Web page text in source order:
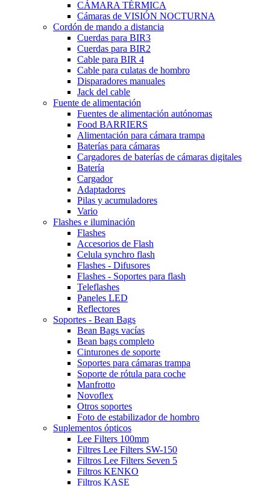
CÁMARA TÉRMICA
Cámaras de VISIÓN NOCTURNA
Cordón de mando a distancia
Cuerdas para BIR3
Cuerdas para BIR2
Cable para BIR 4
Cable para culatas de hombro
Disparadores manuales
Jack del cable
Fuente de alimentación
Fuentes de alimentación autónomas
Food BARRIERS
Alimentación para cámara trampa
Baterías para cámaras
Cargadores de baterías de cámaras digitales
Batería
Cargador
Adaptadores
Pilas y acumuladores
Vario
Flashes e iluminación
Flashes
Accesorios de Flash
Celula synchro flash
Flashes - Difusores
Flashes - Soportes para flash
Teleflashes
Paneles LED
Reflectores
Soportes - Bean Bags
Bean Bags vacías
Bean bags completo
Cinturones de soporte
Soportes para cámaras trampa
Soporte de rótula para coche
Manfrotto
Novoflex
Otros soportes
Foto de estabilizador de hombro
Suplementos ópticos
Lee Filters 100mm
Filtres Lee Filters SW-150
Filtros Lee Filters Seven 5
Filtros KENKO
Filtros KASE